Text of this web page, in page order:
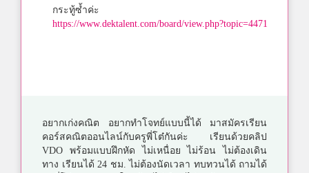
กระทู้ซ้ำค่ะ
https://www.dektalent.com/board/view.php?topic=4471
อยากเก่งคณิต อยากทำโจทย์แบบนี้ได้ มาสมัครเรียน
คอร์สคณิตออนไลน์กับครูพี่โต๋กันค่ะ เรียนด้วยคลิป
VDO พร้อมแบบฝึกหัด ไม่เหนื่อย ไม่ร้อน ไม่ต้องเดิน
ทาง เรียนได้ 24 ชม. ไม่ต้องนัดเวลา ทบทวนได้ ถามได้